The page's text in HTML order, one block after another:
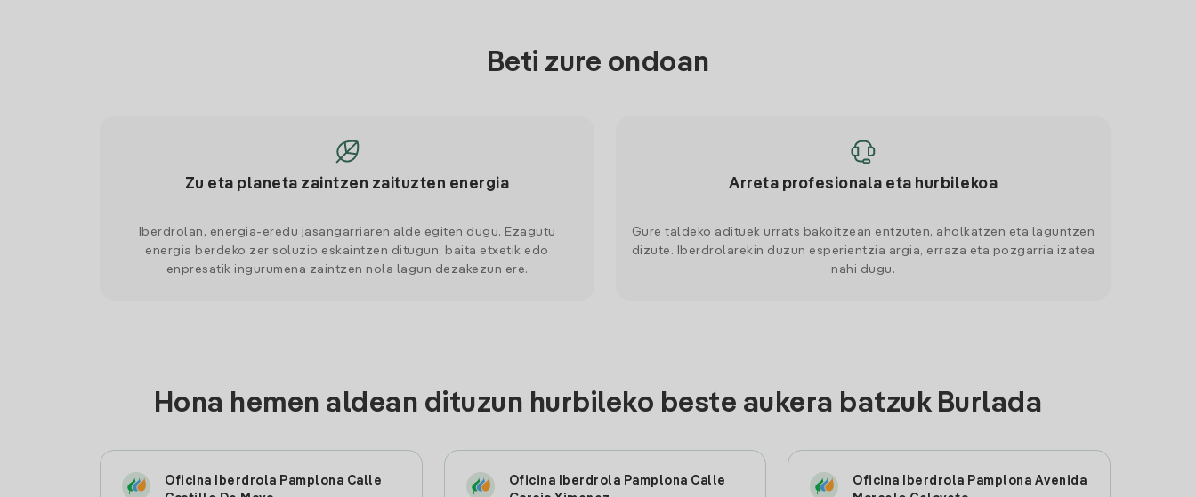
Beti zure ondoan
Zu eta planeta zaintzen zaituzten energia
Iberdrolan, energia-eredu jasangarriaren alde egiten dugu. Ezagutu
energia berdeko zer soluzio eskaintzen ditugun, baita etxetik edo
enpresatik ingurumena zaintzen nola lagun dezakezun ere.
Arreta profesionala eta hurbilekoa
Gure taldeko adituek urrats bakoitzean entzuten, aholkatzen eta laguntzen
dizute. Iberdrolarekin duzun esperientzia argia, erraza eta pozgarria izatea
nahi dugu.
Hona hemen aldean dituzun hurbileko beste aukera batzuk Burlada
Oficina Iberdrola Pamplona Calle
Oficina Iberdrola Pamplona Calle
Oficina Iberdrola Pamplona Avenida